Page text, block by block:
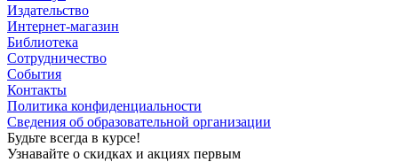
Издательство
Интернет-магазин
Библиотека
Сотрудничество
События
Контакты
Политика конфиденциальности
Сведения об образовательной организации
Будьте всегда в курсе!
Узнавайте о скидках и акциях первым